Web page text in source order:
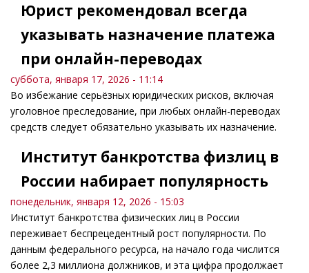
Юрист рекомендовал всегда
указывать назначение платежа
при онлайн-переводах
суббота, января 17, 2026 - 11:14
Во избежание серьёзных юридических рисков, включая
уголовное преследование, при любых онлайн-переводах
средств следует обязательно указывать их назначение.
Институт банкротства физлиц в
России набирает популярность
понедельник, января 12, 2026 - 15:03
Институт банкротства физических лиц в России
переживает беспрецедентный рост популярности. По
данным федерального ресурса, на начало года числится
более 2,3 миллиона должников, и эта цифра продолжает